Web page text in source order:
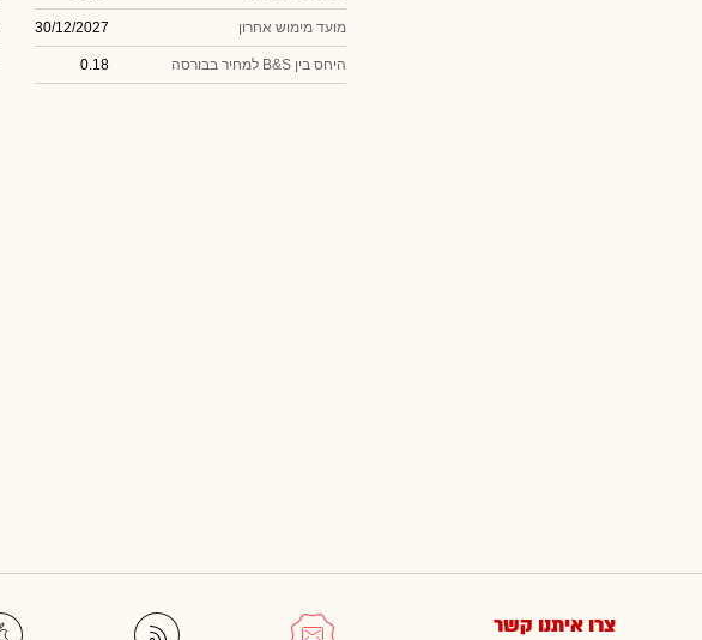
מועד מימוש אחרון 30/12/2027
היחס בין B&S למחיר בבורסה 0.18
צרו איתנו קשר